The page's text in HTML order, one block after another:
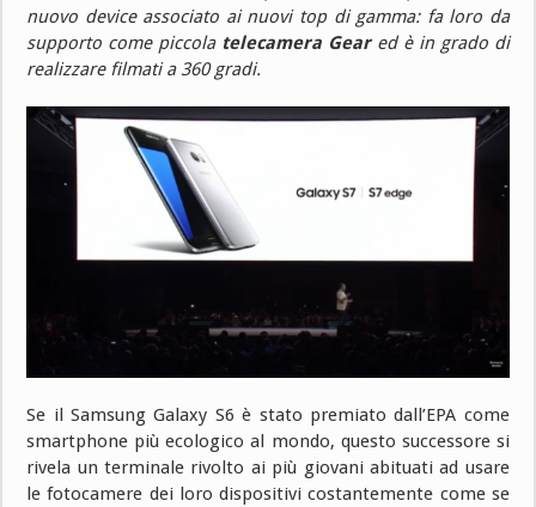
nuovo device associato ai nuovi top di gamma: fa loro da
supporto come piccolatelecamera Geared è in grado di
realizzare filmati a 360 gradi.
Se il Samsung Galaxy S6 è stato premiato dall’EPA come
smartphone più ecologico al mondo, questo successore si
rivela un terminale rivolto ai più giovani abituati ad usare
le fotocamere dei loro dispositivi costantemente come se